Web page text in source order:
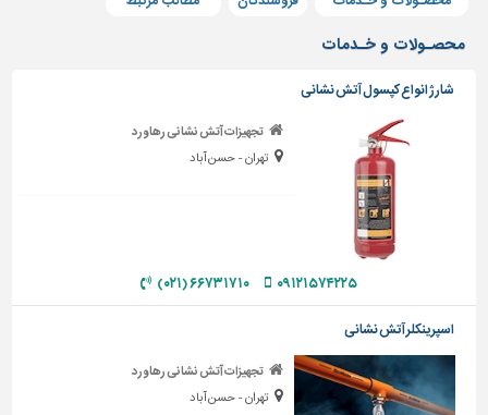
مصالح
ساختمانی
پله،
نرده
حفاظ
دیوارپوش،
کفپوش
سرویس
بهداشتی
ابزار،یراق
و
محصـولات و خـدمات
شارژ انواع کپسول آتش نشانی
تجهیزات آتش نشانی رهاورد
تهران - حسن آباد
۰۹۱۲۱۵۷۴۲۲۵ ۶۶۷۳۱۷۱۰ (۰۲۱)
اسپرینکلر آتش نشانی
تجهیزات آتش نشانی رهاورد
تهران - حسن آباد